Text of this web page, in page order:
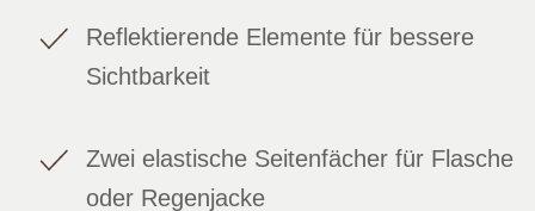
Reflektierende Elemente für bessere
Sichtbarkeit
Zwei elastische Seitenfächer für Flasche
oder Regenjacke